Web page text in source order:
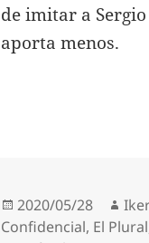
de imitar a
aporta menos.
Publicado
el
2020/05/28
Confidencial, El Plural